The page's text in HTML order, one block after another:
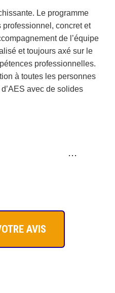
Le programme
concret et
de l’équipe
et toujours axé sur le
professionnelles.
à toutes les personnes
avec de solides
...
AVIS